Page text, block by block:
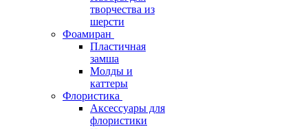
творчества из
шерсти
Фоамиран
Пластичная
замша
Молды и
каттеры
Флористика
Аксессуары для
флористики